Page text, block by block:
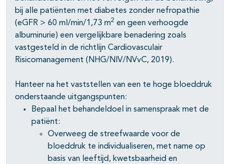
bij alle patiënten met diabetes zonder nefropathie
(eGFR > 60 ml/min/1,73 m2 en geen verhoogde
albuminurie) een vergelijkbare benadering zoals
vastgesteld in de richtlijn Cardiovasculair
Risicomanagement (NHG/NIV/NVvC, 2019).
Hanteer na het vaststellen van een te hoge bloeddruk
onderstaande uitgangspunten:
Bepaal het behandeldoel in samenspraak met de
patiënt:
Overweeg de streefwaarde voor de
bloeddruk te individualiseren, met name op
basis van leeftijd, kwetsbaarheid en